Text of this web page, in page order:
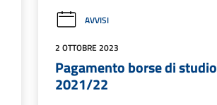
AVVISI
2 OTTOBRE 2023
Pagamento borse di studio
2021/22